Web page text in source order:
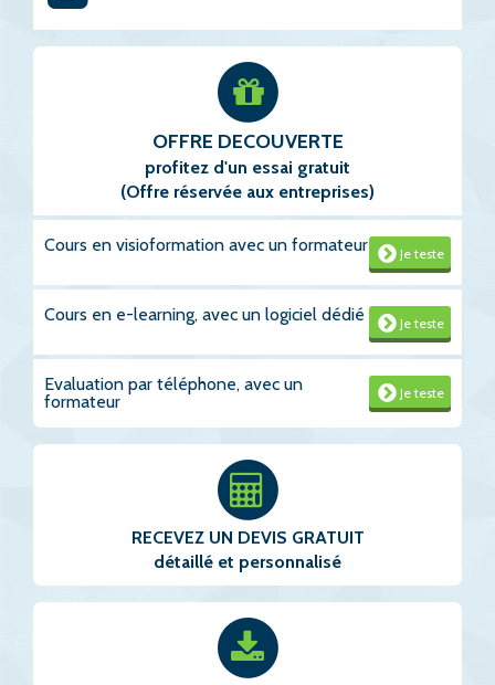
OFFRE DECOUVERTE
profitez d'un essai gratuit
(Offre réservée aux entreprises)
Je teste
Cours en visioformation avec un formateur
Je teste
Cours en e-learning, avec un logiciel dédié
Je teste
Evaluation par téléphone, avec un
formateur
RECEVEZ UN DEVIS GRATUIT
détaillé et personnalisé